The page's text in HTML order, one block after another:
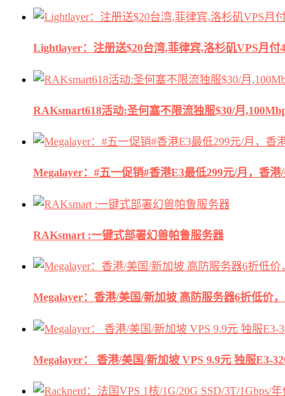
Lightlayer：注册送$20台湾,菲律宾,洛杉矶VPS月付
RAKsmart618活动:圣何塞不限流独服$30/月
Megalayer：#五一促销#香港E3最低299元/月，香
RAKsmart :一键式部署幻兽帕鲁服务器
Megalayer：香港/美国/新加坡 高防服务器6折低价，
Megalayer： 香港/美国/新加坡 VPS 9.9元 独服E3-